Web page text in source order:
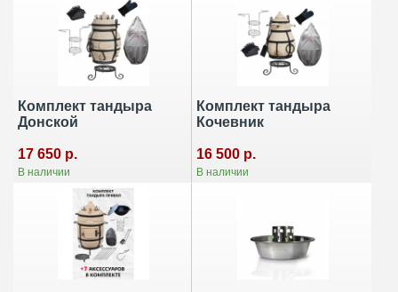
Комплект тандыра
Донской
17 650 р.
В наличии
Комплект тандыра
Кочевник
16 500 р.
В наличии